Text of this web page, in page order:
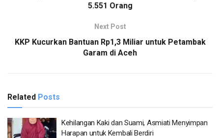
5.551 Orang
Next Post
KKP Kucurkan Bantuan Rp1,3 Miliar untuk Petambak
Garam di Aceh
Related Posts
Kehilangan Kaki dan Suami, Asmiati Menyimpan
Harapan untuk Kembali Berdiri